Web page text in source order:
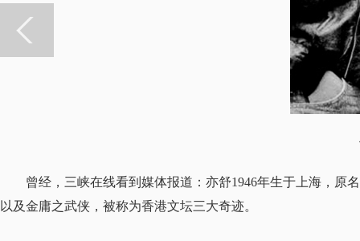
作
曾经，三峡在线看到媒体报道：亦舒1946年生于上海，原
以及金庸之武侠，被称为香港文坛三大奇迹。